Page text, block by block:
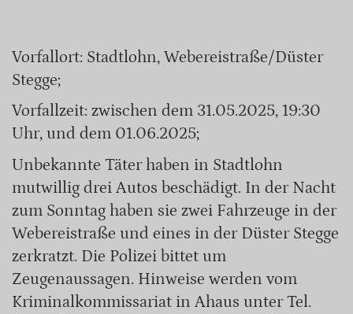
Vorfallort: Stadtlohn, Webereistraße/Düster
Stegge;
Vorfallzeit: zwischen dem 31.05.2025, 19:30
Uhr, und dem 01.06.2025;
Unbekannte Täter haben in Stadtlohn
mutwillig drei Autos beschädigt. In der Nacht
zum Sonntag haben sie zwei Fahrzeuge in der
Webereistraße und eines in der Düster Stegge
zerkratzt. Die Polizei bittet um
Zeugenaussagen. Hinweise werden vom
Kriminalkommissariat in Ahaus unter Tel.